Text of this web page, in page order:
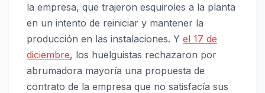
la empresa, que trajeron esquiroles a la planta
en un intento de reiniciar y mantener la
producción en las instalaciones. Y el 17 de
diciembre, los huelguistas rechazaron por
abrumadora mayoría una propuesta de
contrato de la empresa que no satisfacía sus